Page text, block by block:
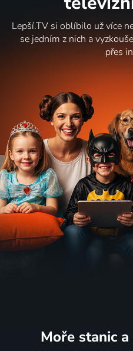
Lepší.TV si oblíbilo už více
se jedním z nich a
přes
Moře stanic